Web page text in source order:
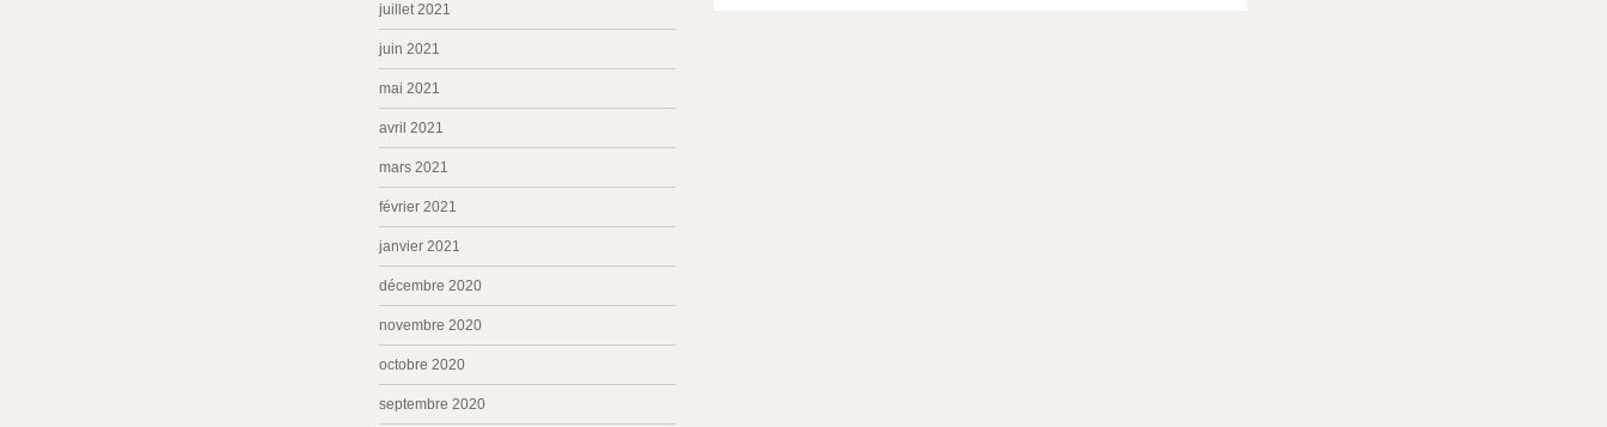
juillet 2021
juin 2021
mai 2021
avril 2021
mars 2021
février 2021
janvier 2021
décembre 2020
novembre 2020
octobre 2020
septembre 2020